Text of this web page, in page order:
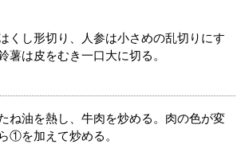
くし形切り、人参は小さめの乱切りにす
薯は皮をむき一口大に切る。
ね油を熱し、牛肉を炒める。肉の色が変
①を加えて炒める。